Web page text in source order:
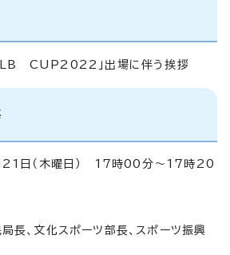
CUP2022」出場に伴う挨拶
21日（木曜日） 17時00分～17時20
局長、文化スポーツ部長、スポーツ振興